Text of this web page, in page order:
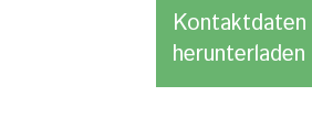
Kontaktdaten
herunterladen